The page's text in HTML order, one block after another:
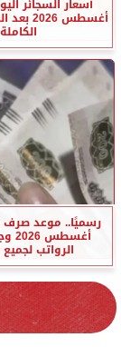
أغسطس
الكاملة
رسميًا.. موعد
الرواتب